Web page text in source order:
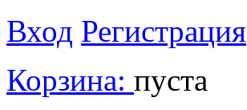
Вход Регистрация
Корзина: пуста